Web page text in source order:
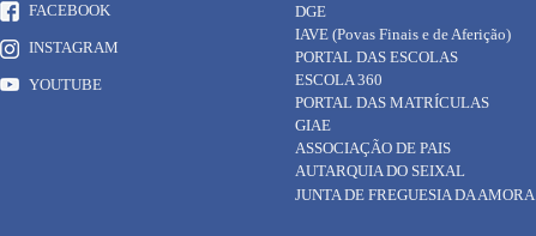
INSTAGRAM
FACEBOOK
YOUTUBE
DGE
IAVE (Povas Finais e de Aferição)
PORTAL DAS ESCOLAS
ESCOLA 360
ASSOCIAÇÃO DE PAIS
PORTAL DAS MATRÍCULAS
GIAE
AUTARQUIA DO SEIXAL
JUNTA DE FREGUESIA DA AMORA